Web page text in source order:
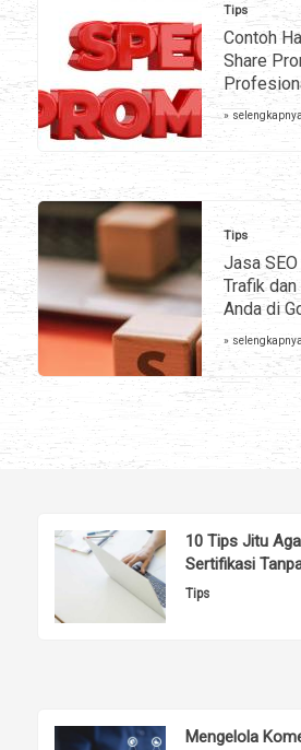
Tips
Contoh
Share
» selengkapnya
Tips
Jasa
Trafik
Anda di
» selengkapnya
10 Tips Jitu
Sertifikasi
Tips
Mengelola